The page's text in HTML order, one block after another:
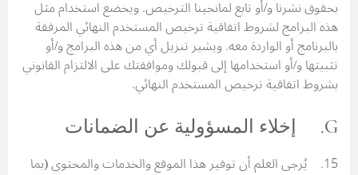
بحقوق نشرنا و/أو تابع لمانحينا الترخيص. ويخضع استخدام مثل
هذه البرامج لشروط اتفاقية ترخيص المستخدم النهائي المرفقة
بالبرنامج أو الواردة معه. ويشير تنزيل أي من هذه البرامج و/أو
تثبيتها و/أو استخدامها إلى قبولك وموافقتك على الالتزام القانوني
بشروط اتفاقية ترخيص المستخدم النهائي.
G. إخلاء المسؤولية عن الضمانات
15. يُرجى العلم أن توفير هذا الموقع والخدمات والمحتوى (بما